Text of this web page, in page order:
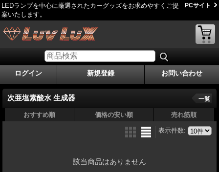
LEDランプを中心に厳選されたカーグッズをお求めやすくご提
案いたします。
PCサイト
ログイン 新規登録 お問い合わせ
次亜塩素酸水 生成器 一覧
おすすめ順 価格の安い順 売れ筋順
表示件数:
該当商品はありません